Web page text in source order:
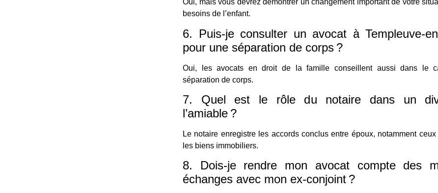
Oui, mais vous devrez démontrer un changement important de votre
besoins de l’enfant.
6. Puis-je consulter un avocat à Templeuve-
pour une séparation de corps ?
Oui, les avocats en droit de la famille conseillent aussi dans le
séparation de corps.
7. Quel est le rôle du notaire dans un
l’amiable ?
Le notaire enregistre les accords conclus entre époux, notamment ceux
les biens immobiliers.
8. Dois-je rendre mon avocat compte des
échanges avec mon ex-conjoint ?